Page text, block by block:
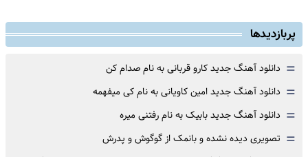
پربازدیدها
= دانلود آهنگ جدید کارو قربانی به نام صدام کن
= دانلود آهنگ جدید امین کاویانی به نام کی میفهمه
= دانلود آهنگ جدید بابیک به نام رفتنی میره
= تصویری دیده نشده و بانمک از گوگوش و پدرش